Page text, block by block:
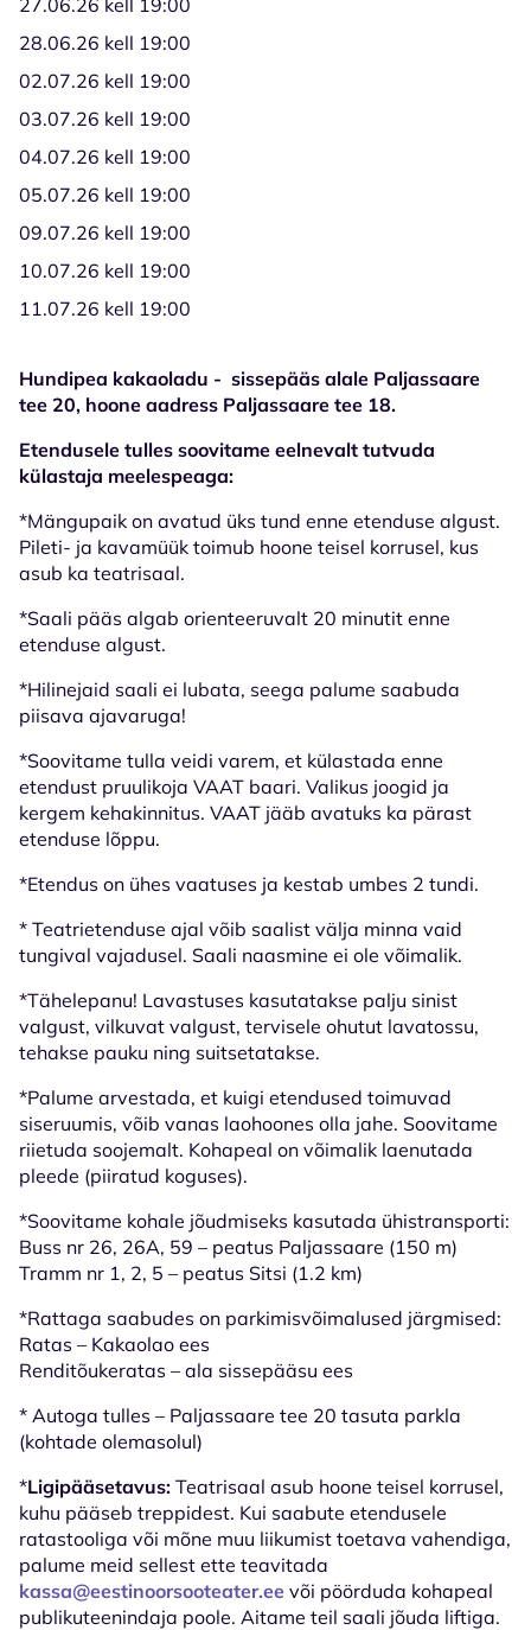
28.06.26 kell 19:00
02.07.26 kell 19:00
03.07.26 kell 19:00
04.07.26 kell 19:00
05.07.26 kell 19:00
09.07.26 kell 19:00
10.07.26 kell 19:00
11.07.26 kell 19:00
Hundipea kakaoladu - sissepääs alale Paljassaare
tee 20, hoone aadress Paljassaare tee 18.
Etendusele tulles soovitame eelnevalt tutvuda
külastaja meelespeaga:
*Mängupaik on avatud üks tund enne etenduse algust.
Pileti- ja kavamüük toimub hoone teisel korrusel, kus
asub ka teatrisaal.
*Saali pääs algab orienteeruvalt 20 minutit enne
etenduse algust.
*Hilinejaid saali ei lubata, seega palume saabuda
piisava ajavaruga!
*Soovitame tulla veidi varem, et külastada enne
etendust pruulikoja VAAT baari. Valikus joogid ja
kergem kehakinnitus. VAAT jääb avatuks ka pärast
etenduse lõppu.
*Etendus on ühes vaatuses ja kestab umbes 2 tundi.
* Teatrietenduse ajal võib saalist välja minna vaid
tungival vajadusel. Saali naasmine ei ole võimalik.
*Tähelepanu! Lavastuses kasutatakse palju sinist
valgust, vilkuvat valgust, tervisele ohutut lavatossu,
tehakse pauku ning suitsetatakse.
*Palume arvestada, et kuigi etendused toimuvad
siseruumis, võib vanas laohoones olla jahe. Soovitame
riietuda soojemalt. Kohapeal on võimalik laenutada
pleede (piiratud koguses).
*Soovitame kohale jõudmiseks kasutada ühistransporti:
Buss nr 26, 26A, 59 – peatus Paljassaare (150 m)
Tramm nr 1, 2, 5 – peatus Sitsi (1.2 km)
*Rattaga saabudes on parkimisvõimalused järgmised:
Ratas – Kakaolao ees
Renditõukeratas – ala sissepääsu ees
* Autoga tulles – Paljassaare tee 20 tasuta parkla
(kohtade olemasolul)
*Ligipääsetavus: Teatrisaal asub hoone teisel korrusel,
kuhu pääseb treppidest. Kui saabute etendusele
ratastooliga või mõne muu liikumist toetava vahendiga,
palume meid sellest ette teavitada
kassa@eestinoorsooteater.ee või pöörduda kohapeal
publikuteenindaja poole. Aitame teil saali jõuda liftiga.